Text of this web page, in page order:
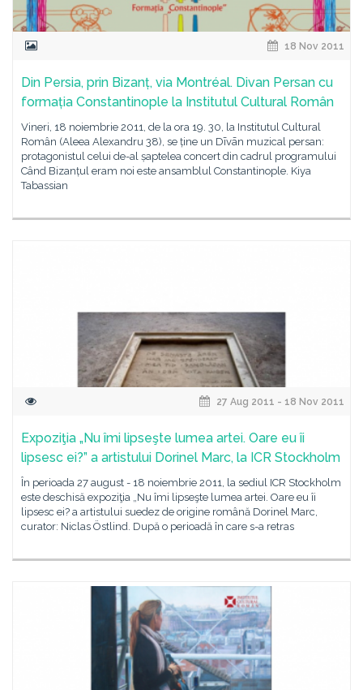
18 Nov 2011
Din Persia, prin Bizanț, via Montréal. Divan Persan cu
formația Constantinople la Institutul Cultural Român
Vineri, 18 noiembrie 2011, de la ora 19. 30, la Institutul Cultural
Român (Aleea Alexandru 38), se ține un Dīvān muzical persan:
protagonistul celui de-al șaptelea concert din cadrul programului
Când Bizanțul eram noi este ansamblul Constantinople. Kiya
Tabassian
27 Aug 2011 - 18 Nov 2011
Expoziţia „Nu îmi lipseşte lumea artei. Oare eu îi
lipsesc ei?” a artistului Dorinel Marc, la ICR Stockholm
În perioada 27 august - 18 noiembrie 2011, la sediul ICR Stockholm
este deschisă expoziţia „Nu îmi lipseşte lumea artei. Oare eu îi
lipsesc ei? a artistului suedez de origine română Dorinel Marc,
curator: Niclas Östlind. După o perioadă în care s-a retras